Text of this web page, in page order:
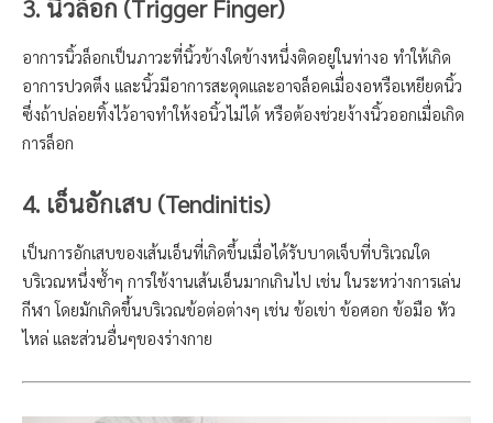
3. นิ้วล็อก (Trigger Finger)
อาการนิ้วล็อกเป็นภาวะที่นิ้วข้างใดข้างหนึ่งติดอยู่ในท่างอ ทำให้เกิด
อาการปวดตึง และนิ้วมีอาการสะดุดและอาจล็อคเมื่องอหรือเหยียดนิ้ว
ซึ่งถ้าปล่อยทิ้งไว้อาจทำให้งอนิ้วไม่ได้ หรือต้องช่วยง้างนิ้วออกเมื่อเกิด
การล็อก
4. เอ็นอักเสบ (Tendinitis)
เป็นการอักเสบของเส้นเอ็นที่เกิดขึ้นเมื่อได้รับบาดเจ็บที่บริเวณใด
บริเวณหนึ่งซ้ำๆ การใช้งานเส้นเอ็นมากเกินไป เช่น ในระหว่างการเล่น
กีฬา โดยมักเกิดขึ้นบริเวณข้อต่อต่างๆ เช่น ข้อเข่า ข้อศอก ข้อมือ หัว
ไหล่ และส่วนอื่นๆของร่างกาย